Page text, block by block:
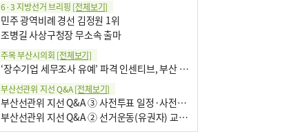
6·3 지방선거 브리핑 [전체보기]
민주 광역비례 경선 김정원 1위
조병길 사상구청장 무소속 출마
주목 부산시의회 [전체보기]
‘장수기업 세무조사 유예’ 파격 인센티브, 부산 유출 막을까
부산선관위 지선 Q&A[전체보기]
부산선관위 지선 Q&A ③ 사전투표 일정·사전투표함 보관
부산선관위 지선 Q&A ② 선거운동(유권자) 교육감투표용지